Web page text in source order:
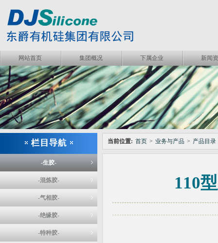
网站首页 集团概况 下属企业 新闻
-生胶-
-混炼胶-
-气相胶-
-绝缘胶-
-特种胶-
当前位置: 首页 > 业务与产品 > 产品目录
110